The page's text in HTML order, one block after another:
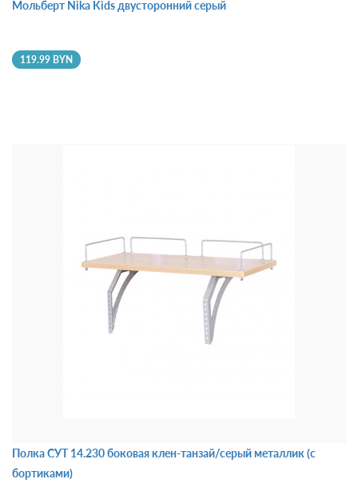
Мольберт Nika Kids двусторонний серый
119.99 BYN
Полка СУТ 14.230 боковая клен-танзай/серый металлик (с
бортиками)